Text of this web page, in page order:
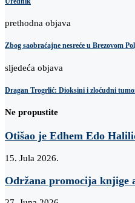
prethodna objava
Zbog saobraćajne nesreće u Brezovom
sljedeća objava
Dragan Trogrlić: Dioksini i zloćudni
Ne propustite
Otišao je Edhem Edo
15. Jula 2026.
Održana promocija